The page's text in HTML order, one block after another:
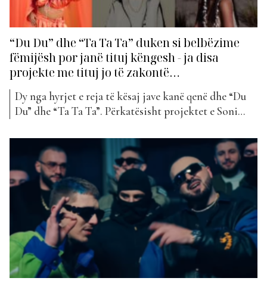
“Du Du” dhe “Ta Ta Ta” duken si belbëzime
fëmijësh por janë tituj këngesh - ja disa
projekte me tituj jo të zakontë…
Dy nga hyrjet e reja të kësaj jave kanë qenë dhe “Du
Du” dhe “Ta Ta Ta”. Përkatësisht projektet e Soni
pazakontë apo jo?! Këto këngë duken sikur të
mbeten menjëherë në mendje duke qenë shumë
‘catchy’. Megjithatë, kjo nuk është...